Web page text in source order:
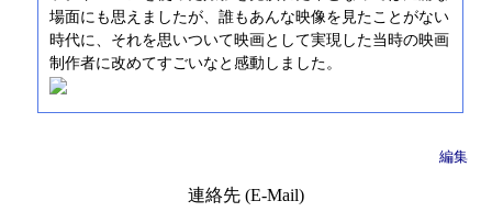
場面にも思えましたが、誰もあんな映像を見たことがない
時代に、それを思いついて映画として実現した当時の映画
制作者に改めてすごいなと感動しました。
編集
連絡先 (E-Mail)